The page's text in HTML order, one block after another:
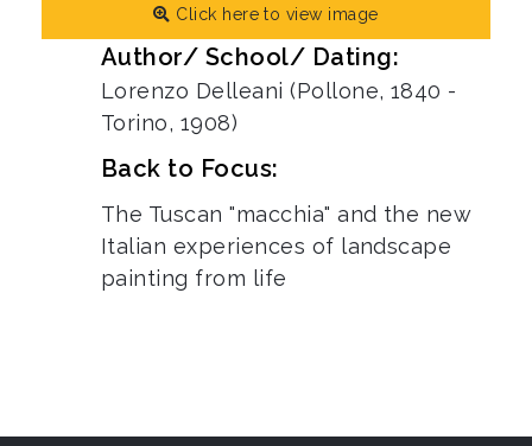
Click here to view image
Author/ School/ Dating:
Lorenzo Delleani (Pollone, 1840 -
Torino, 1908)
Back to Focus:
The Tuscan "macchia" and the new
Italian experiences of landscape
painting from life